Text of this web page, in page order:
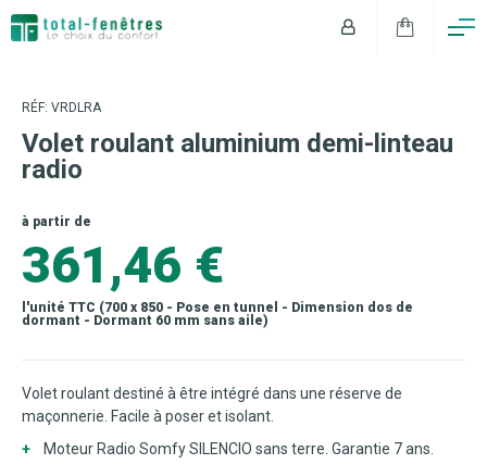
RÉF: VRDLRA
Volet roulant aluminium demi-linteau
radio
à partir de
361,46 €
l'unité TTC (700 x 850 - Pose en tunnel - Dimension dos de
dormant - Dormant 60 mm sans aile)
Volet roulant destiné à être intégré dans une réserve de
maçonnerie. Facile à poser et isolant.
Moteur Radio Somfy SILENCIO sans terre. Garantie 7 ans.